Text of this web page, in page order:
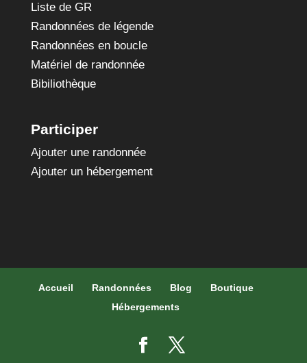
Liste de GR
Randonnées de légende
Randonnées en boucle
Matériel de randonnée
Bibiliothèque
Participer
Ajouter une randonnée
Ajouter un hébergement
Accueil Randonnées Blog
Boutique
Hébergements